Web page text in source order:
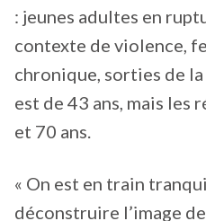
: jeunes adultes en
contexte de violence,
chronique, sorties de la
est de 43 ans, mais les
et 70 ans.
« On est en train
déconstruire l’image